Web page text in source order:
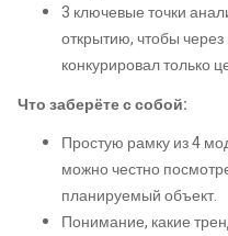
3 ключевые точки
открытию, чтобы
конкурировал только
Что заберёте с собой:
Простую рамку из 4
можно честно
планируемый объект.
Понимание, какие